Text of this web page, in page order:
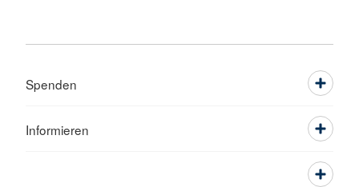
Spenden
Informieren